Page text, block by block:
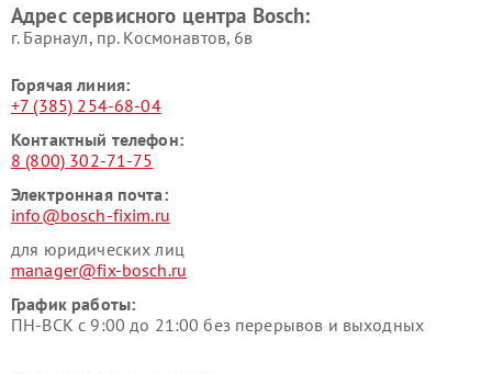
Адрес сервисного центра Bosch:
г. Барнаул, ​пр. Космонавтов, 6в
Горячая линия:
+7 (385) 254-68-04
Контактный телефон:
8 (800) 302-71-75
Электронная почта:
info@bosch-fixim.ru
для юридических лиц
manager@fix-bosch.ru
График работы:
ПН-ВСК с 9:00 до 21:00 без перерывов и выходных